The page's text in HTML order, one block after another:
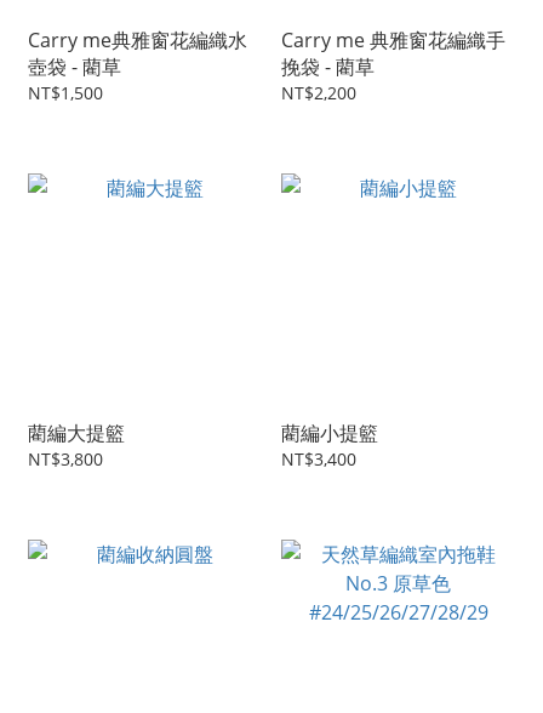
Carry me典雅窗花編織水
壺袋 - 藺草
NT$1,500
Carry me 典雅窗花編織手
挽袋 - 藺草
NT$2,200
藺編大提籃
NT$3,800
藺編小提籃
NT$3,400